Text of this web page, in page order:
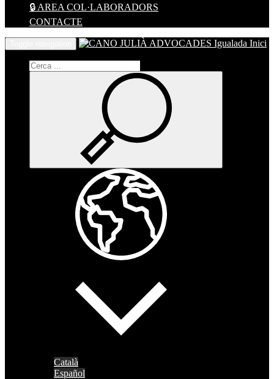
🔒 AREA COL·LABORADORS
CONTACTE
Inici
Català
Español